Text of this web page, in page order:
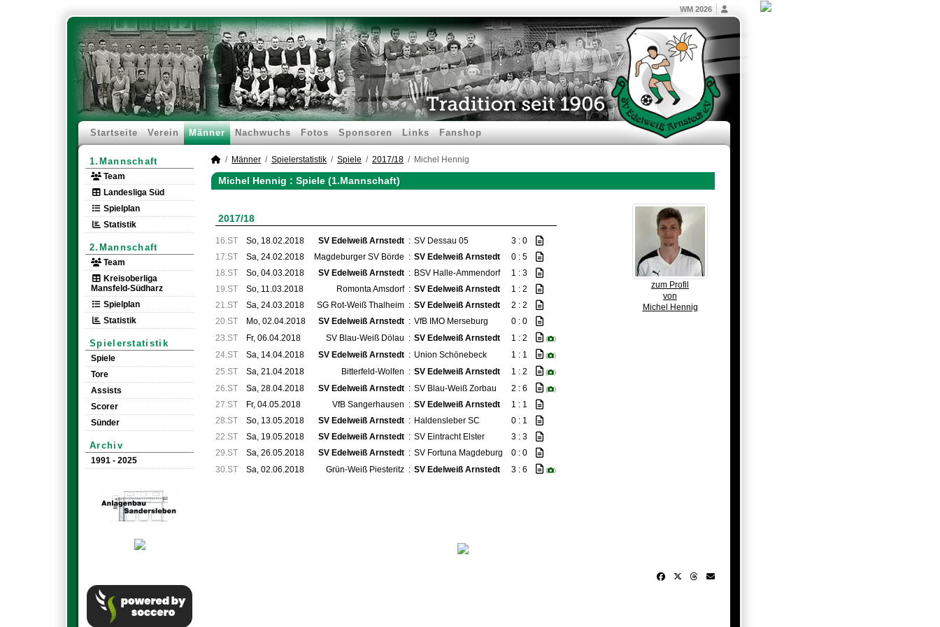
WM 2026
Startseite Verein Männer Nachwuchs Fotos Sponsoren Links Fanshop
1.Mannschaft
Team
Landesliga Süd
Spielplan
Statistik
2.Mannschaft
Team
Kreisoberliga
Mansfeld-Südharz
Spielplan
Statistik
Spielerstatistik
Spiele
Tore
Assists
Scorer
Sünder
Archiv
1991 - 2025
Männer Spielerstatistik Spiele 2017/18 Michel Hennig
Michel Hennig : Spiele (1.Mannschaft)
zum Profil
von
Michel Hennig
2017/18
16.ST So, 18.02.2018 SV Edelweiß Arnstedt : SV Dessau 05
3 : 0
17.ST
Sa, 24.02.2018 Magdeburger SV Börde : SV Edelweiß Arnstedt
0 : 5
18.ST
So, 04.03.2018 SV Edelweiß Arnstedt : BSV Halle-Ammendorf
1 : 3
19.ST
So, 11.03.2018 Romonta Amsdorf : SV Edelweiß Arnstedt
1 : 2
21.ST
Sa, 24.03.2018 SG Rot-Weiß Thalheim : SV Edelweiß Arnstedt
2 : 2
20.ST
Mo, 02.04.2018 SV Edelweiß Arnstedt : VfB IMO Merseburg
0 : 0
23.ST
Fr, 06.04.2018 SV Blau-Weiß Dölau : SV Edelweiß Arnstedt 1 : 2 ( )
24.ST Sa, 14.04.2018 SV Edelweiß Arnstedt : Union Schönebeck 1 : 1 ( )
25.ST Sa, 21.04.2018 Bitterfeld-Wolfen : SV Edelweiß Arnstedt 1 : 2 ( )
26.ST Sa, 28.04.2018 SV Edelweiß Arnstedt : SV Blau-Weiß Zorbau 2 : 6 ( )
27.ST Fr, 04.05.2018 VfB Sangerhausen : SV Edelweiß Arnstedt
1 : 1
28.ST
So, 13.05.2018 SV Edelweiß Arnstedt : Haldensleber SC
0 : 1
22.ST
Sa, 19.05.2018 SV Edelweiß Arnstedt : SV Eintracht Elster
3 : 3
29.ST
Sa, 26.05.2018 SV Edelweiß Arnstedt : SV Fortuna Magdeburg
0 : 0
30.ST
Sa, 02.06.2018 Grün-Weiß Piesteritz : SV Edelweiß Arnstedt 3 : 6 ( )